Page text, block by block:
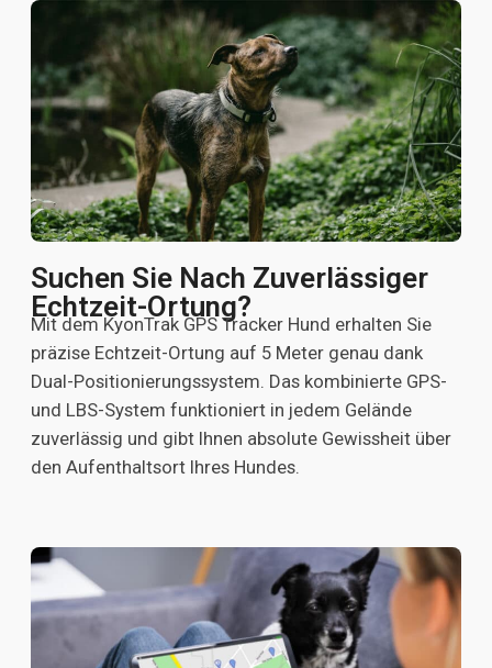
Suchen Sie Nach Zuverlässiger
Echtzeit-Ortung?
Mit dem KyonTrak GPS Tracker Hund erhalten Sie
präzise Echtzeit-Ortung auf 5 Meter genau dank
Dual-Positionierungssystem. Das kombinierte GPS-
und LBS-System funktioniert in jedem Gelände
zuverlässig und gibt Ihnen absolute Gewissheit über
den Aufenthaltsort Ihres Hundes.